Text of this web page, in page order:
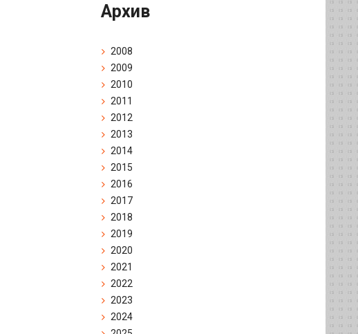
Архив
2008
2009
2010
2011
2012
2013
2014
2015
2016
2017
2018
2019
2020
2021
2022
2023
2024